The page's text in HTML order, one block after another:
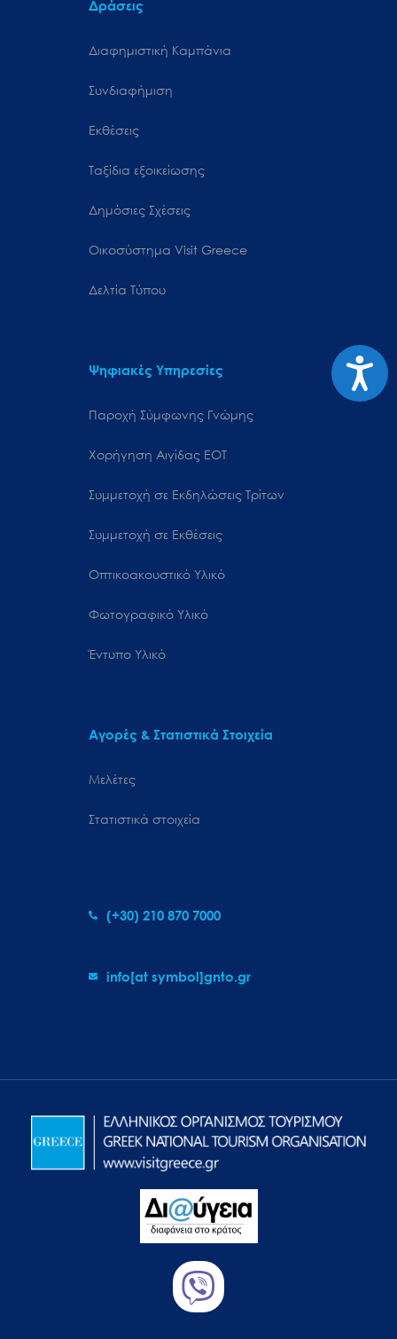
Δράσεις
Διαφημιστική Καμπάνια
Συνδιαφήμιση
Εκθέσεις
Ταξίδια εξοικείωσης
Δημόσιες Σχέσεις
Oικοσύστημα Visit Greece
Δελτία Τύπου
Ψηφιακές Υπηρεσίες
Παροχή Σύμφωνης Γνώμης
Χορήγηση Αιγίδας ΕΟΤ
Συμμετοχή σε Εκδηλώσεις Τρίτων
Συμμετοχή σε Εκθέσεις
Οπτικοακουστικό Υλικό
Φωτογραφικό Υλικό
Έντυπο Υλικό
Αγορές & Στατιστικά Στοιχεία
Μελέτες
Στατιστικά στοιχεία
(+30) 210 870 7000
info[at symbol]gnto.gr